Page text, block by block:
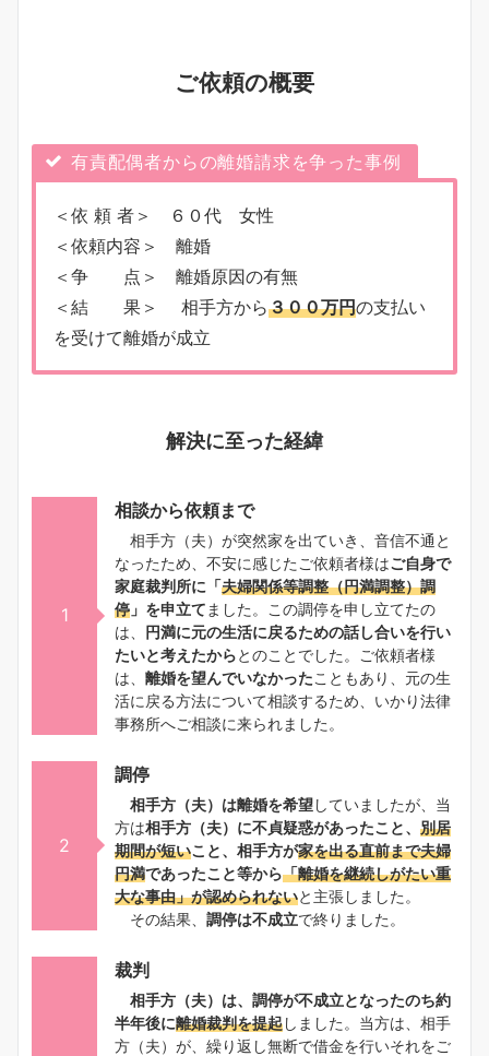
ご依頼の概要
有責配偶者からの離婚請求を争った事例
＜依 頼 者＞ ６０代 女性
＜依頼内容＞ 離婚
＜争 点＞ 離婚原因の有無
＜結 果＞ 相手方から３００万円の支払い
を受けて離婚が成立
解決に至った経緯
1
相談から依頼まで
相手方（夫）が突然家を出ていき、音信不通と
なったため、不安に感じたご依頼者様はご自身で
家庭裁判所に「夫婦関係等調整（円満調整）調
停 」を申立て ました。この調停を申し立てたの
は、 円満に元の生活に戻るための話し合いを行い
たいと考えたからとのことでした。ご依頼者様
は、 離婚を望んでいなかったこともあり、元の生
活に戻る方法について相談するため、いかり法律
事務所へご相談に来られました。
2
調停
相手方（夫）は離婚を希望していましたが、当
方は相手方（夫）に不貞疑惑があったこと、 別居
期間が短いこと、相手方が家を出る直前まで夫婦
円満であったこと等から「離婚を継続しがたい重
大な事由」が認められないと主張しました。
その結果、 調停は不成立で終りました。
裁判
相手方（夫）は、調停が不成立となったのち約
半年後に離婚裁判を提起しました。当方は、相手
方（夫）が、繰り返し無断で借金を行いそれをご